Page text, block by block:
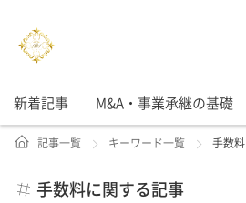
新着記事 M&A・事業承継の基礎
記事一覧 キーワード一覧 手数料
手数料に関する記事